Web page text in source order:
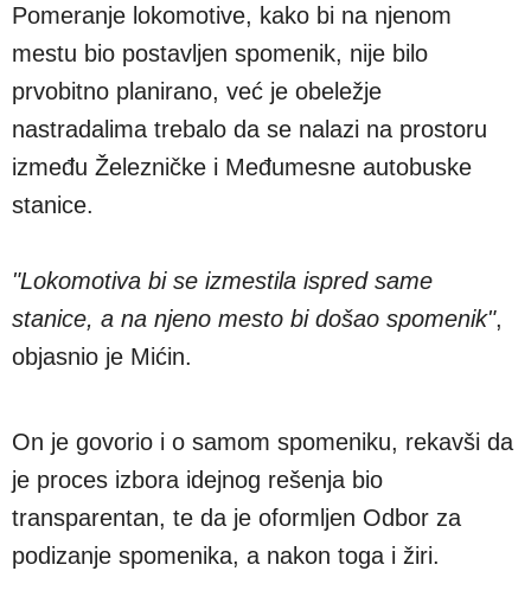
Pomeranje lokomotive, kako bi na njenom
mestu bio postavljen spomenik, nije bilo
prvobitno planirano, već je obeležje
nastradalima trebalo da se nalazi na prostoru
između Železničke i Međumesne autobuske
stanice.
"Lokomotiva bi se izmestila ispred same
stanice, a na njeno mesto bi došao spomenik",
objasnio je Mićin.
On je govorio i o samom spomeniku, rekavši da
je proces izbora idejnog rešenja bio
transparentan, te da je oformljen Odbor za
podizanje spomenika, a nakon toga i žiri.